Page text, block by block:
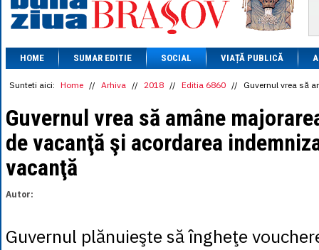
1 AED= 1.1933
1 AUD= 2.7957
1 BGN= 2.5449
1 CAD= 3.1559
1 CHF= 5.2813
1 CNY= 0.6015
1 DKK
1 EGP= 0.0860
1 HUF
= 1.2223
1 INR= 0.0513
1 PLN= 1.1646
HOME SUMAR EDITIE SOCIAL VIAȚĂ PUBLICĂ
Sunteti aici: Home // Arhiva // 2018 // Editia 6860 // Guvernul vrea să
Guvernul vrea să amâne
de vacanţă şi acordarea
vacanţă
Autor:
Guvernul plănuieşte să îngheţe